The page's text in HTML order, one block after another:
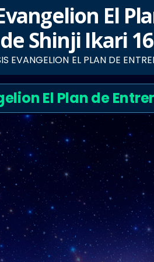
El
de Shinji Ikari 16
EVANGELION EL PLAN DE
El Plan de